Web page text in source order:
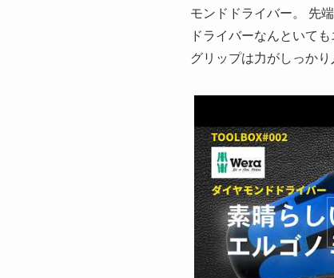
モンドドライバー。 先
ドライバーなんといて
グリップは力がしっか
この動画を YouTube で